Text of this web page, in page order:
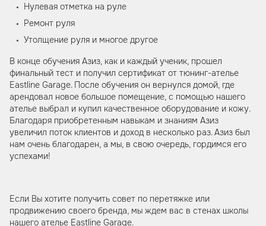
Нулевая отметка на руле
Ремонт руля
Утолщение руля и многое другое
В конце обучения Азиз, как и каждый ученик, прошел
финальный тест и получил сертификат от тюнинг-ателье
Eastline Garage. После обучения он вернулся домой, где
арендовал новое большое помещение, с помощью нашего
ателье выбрал и купил качественное оборудование и кожу.
Благодаря приобретенным навыкам и знаниям Азиз
увеличил поток клиентов и доход в несколько раз. Азиз был
нам очень благодарен, а мы, в свою очередь, гордимся его
успехами!
Если Вы хотите получить совет по перетяжке или
продвижению своего бренда, мы ждем вас в стенах школы
нашего ателье Eastline Garage.